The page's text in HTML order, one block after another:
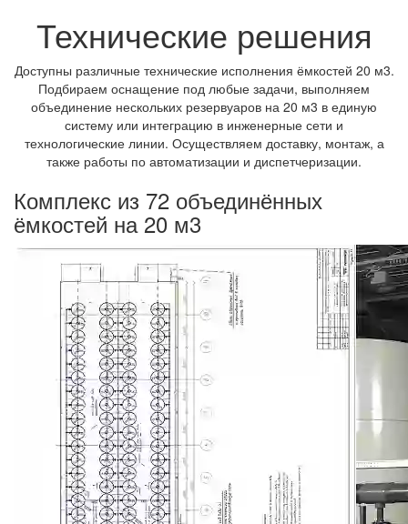
Технические решения
Доступны различные технические исполнения ёмкостей 20 м3.
Подбираем оснащение под любые задачи, выполняем
объединение нескольких резервуаров на 20 м3 в единую
систему или интеграцию в инженерные сети и
технологические линии. Осуществляем доставку, монтаж, а
также работы по автоматизации и диспетчеризации.
Комплекс из 72 объединённых
ёмкостей на 20 м3